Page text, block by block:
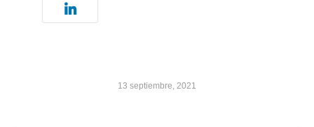
13 septiembre, 2021